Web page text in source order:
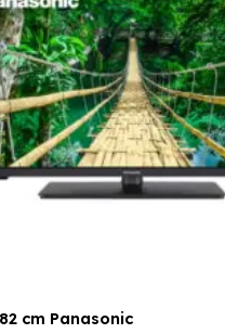
cm Panasonic